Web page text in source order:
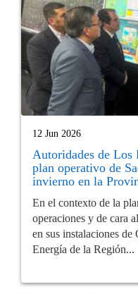
12 Jun 2026
Autoridades de Los
plan operativo de
invierno en la
En el contexto de la
operaciones y de cara
en sus instalaciones
Energía de la Región...